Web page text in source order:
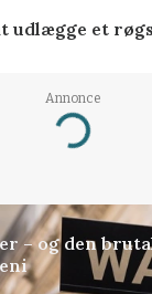
udlægge et
Annonce
Loading...
– og den